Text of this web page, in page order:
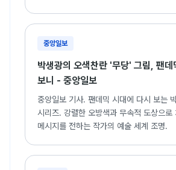
중앙일보
박생광의 오색찬란 '무당' 그림, 팬데
보니 - 중앙일보
중앙일보 기사. 팬데믹 시대에 다시 보는
시리즈. 강렬한 오방색과 무속적 도상으로
메시지를 전하는 작가의 예술 세계 조명.